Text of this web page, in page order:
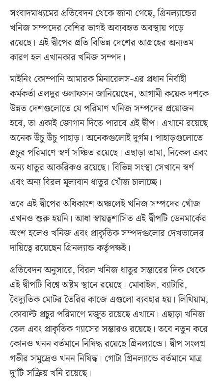
সংবাদমাধ্যমের প্রতিবেদন থেকে জানা গেছে, গ্রিনল্যান্ডের
খনিজ সম্পদের বেশির ভাগই অব্যবহৃত অবস্থায় পড়ে
রয়েছে। এই দ্বীপের প্রতি বিভিন্ন দেশের আগ্রহের অন্যতম
কারণ হল এখানকার খনিজ সম্পদ।
মাইনিং কোম্পানি আমারক মিনারেলস-এর প্রধান নির্বাহী
কর্মকর্তা এলদুর ওলাফসন জানিয়েছেন, আগামী কয়েক দশকে
উন্নত দেশগুলোতে যে পরিমাণ খনিজ সম্পদের প্রয়োজন
হবে, তা একাই জোগান দিতে পারবে এই দ্বীপ। এখানে রয়েছে
অনেক উঁচু উঁচু পাহাড়। অনেকগুলোই দুর্গম। পাহাড়গুলোতে
প্রচুর পরিমাণে স্বর্ণ সঞ্চিত রয়েছে। এছাড়া তামা, নিকেল এবং
অন্য ধাতুর আকরিকও রয়েছে। বিভিন্ন সংস্থা সেখানে স্বর্ণ
এবং অন্য বিরল মূল্যবান ধাতুর খোঁজ চালাচ্ছে।
তবে এই দ্বীপের অধিকাংশ অঞ্চলেই খনিজ সম্পদের খোঁজ
এখনও শুরু হয়নি। আধা স্বায়ত্বশাসিত এই দ্বীপটি ডেনমার্কের
অংশ হলেও খনিজ এবং প্রাকৃতিক সম্পদগুলোর দেখভালের
দায়িত্বে রয়েছেন গ্রিনল্যান্ড কর্তৃপক্ষই।
প্রতিবেদন অনুসারে, বিরল খনিজ ধাতুর সম্ভারের দিক থেকে
এই দ্বীপটি বিশ্বে অষ্টম স্থানে রয়েছে। মোবাইল, ব্যাটারি,
বৈদ্যুতিক মোটর তৈরির কাজে এগুলো ব্যবহার হয়। লিথিয়াম,
কোবাল্ট প্রচুর পরিমাণে মজুত রয়েছে এখানে। এছাড়া খনিজ
তেল এবং প্রাকৃতিক গ্যাসের সম্ভারও রয়েছে। তবে নতুন করে
কোনও খনন বর্তমানে নিষিদ্ধ রয়েছে গ্রিনল্যান্ডে। দ্বীপ সংলগ্ন
গভীর সমুদ্রেও খনন নিষিদ্ধ। গোটা গ্রিনল্যান্ডে বর্তমানে মাত্র
দু’টি সক্রিয় খনি রয়েছে।